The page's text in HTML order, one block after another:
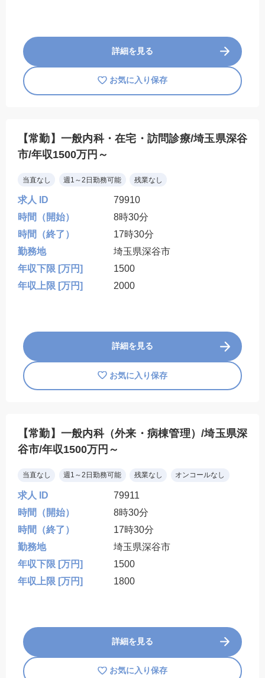
詳細を見る
お気に入り保存
【常勤】一般内科・在宅・訪問診療/埼玉県深谷
市/年収1500万円～
当直なし 週1～2日勤務可能 残業なし
求人 ID
79910
時間（開始）
8時30分
時間（終了）
17時30分
勤務地
埼玉県深谷市
年収下限 [万円]
1500
年収上限 [万円]
2000
詳細を見る
お気に入り保存
【常勤】一般内科（外来・病棟管理）/埼玉県深
谷市/年収1500万円～
当直なし 週1～2日勤務可能 残業なし オンコールなし
求人 ID
79911
時間（開始）
8時30分
時間（終了）
17時30分
勤務地
埼玉県深谷市
年収下限 [万円]
1500
年収上限 [万円]
1800
詳細を見る
お気に入り保存